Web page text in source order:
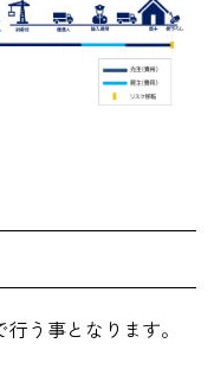
う事となります。